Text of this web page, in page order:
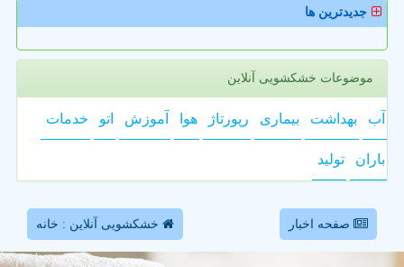
جدیدترین ها
موضوعات خشکشویی آنلاین
آب بهداشت بیماری رپورتاژ هوا آموزش اتو خدمات
باران تولید
صفحه اخبار خشکشویی آنلاین : خانه